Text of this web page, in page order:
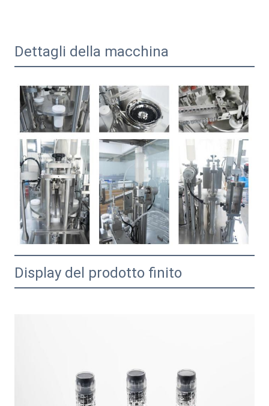
Dettagli della macchina
Display del prodotto finito